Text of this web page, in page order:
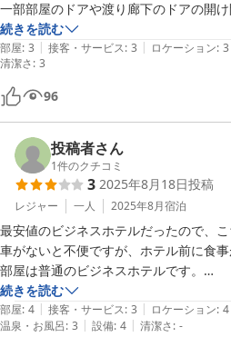
一部部屋のドアや渡り廊下のドアの開
潤滑油不足でのキーキー音が気になりま
白浜温泉によく行き、田辺付近を散策す
私にはちょうど良いです。
またこの辺りでは希少なビジネスホテル
また利用したいです。
続きを読む
部屋: 3 | 接客・サービス: 3 | ロケーション: 3
清潔さ: 3
96
投稿者さん
1件のクチコミ
3 2025年8月18日投稿
レジャー 一人 2025年8月宿泊
最安値のビジネスホテルだったので、こ
車がないと不便ですが、ホテル前に食
部屋は普通のビジネスホテルです。
不満はありません。
続きを読む
部屋: 4 | 接客・サービス: 3 | ロケーション: 4
温泉・お風呂: 3 | 設備: 4 | 清潔さ: -